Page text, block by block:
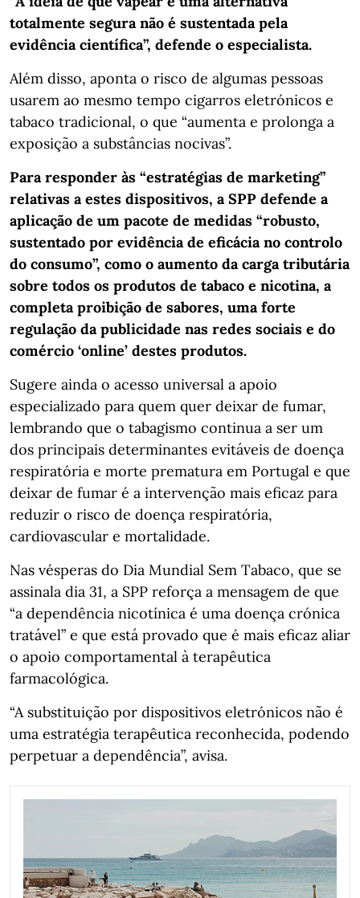
totalmente segura não é sustentada pela
evidência científica”, defende o especialista.
Além disso, aponta o risco de algumas pessoas
usarem ao mesmo tempo cigarros eletrónicos e
tabaco tradicional, o que “aumenta e prolonga a
exposição a substâncias nocivas”.
Para responder às “estratégias de marketing”
relativas a estes dispositivos, a SPP defende a
aplicação de um pacote de medidas “robusto,
sustentado por evidência de eficácia no controlo
do consumo”, como o aumento da carga tributária
sobre todos os produtos de tabaco e nicotina, a
completa proibição de sabores, uma forte
regulação da publicidade nas redes sociais e do
comércio ‘online’ destes produtos.
Sugere ainda o acesso universal a apoio
especializado para quem quer deixar de fumar,
lembrando que o tabagismo continua a ser um
dos principais determinantes evitáveis de doença
respiratória e morte prematura em Portugal e que
deixar de fumar é a intervenção mais eficaz para
reduzir o risco de doença respiratória,
cardiovascular e mortalidade.
Nas vésperas do Dia Mundial Sem Tabaco, que se
assinala dia 31, a SPP reforça a mensagem de que
“a dependência nicotínica é uma doença crónica
tratável” e que está provado que é mais eficaz aliar
o apoio comportamental à terapêutica
farmacológica.
“A substituição por dispositivos eletrónicos não é
uma estratégia terapêutica reconhecida, podendo
perpetuar a dependência”, avisa.